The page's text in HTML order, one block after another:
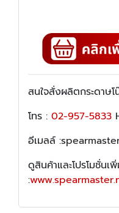
สนใจสั่งผลิตกระดา
โทร : 02-957-5833
อีเมลล์
ดูสินค้าและโปรโมชั่นเ
: